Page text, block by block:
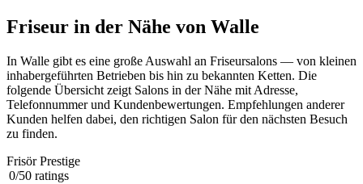
Friseur in der Nähe von Walle
In Walle gibt es eine große Auswahl an Friseursalons — von kleinen
inhabergeführten Betrieben bis hin zu bekannten Ketten. Die
folgende Übersicht zeigt Salons in der Nähe mit Adresse,
Telefonnummer und Kundenbewertungen. Empfehlungen anderer
Kunden helfen dabei, den richtigen Salon für den nächsten Besuch
zu finden.
Frisör Prestige
0/50 ratings